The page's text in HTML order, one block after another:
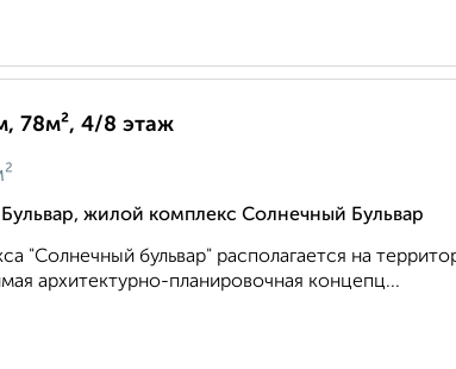
78м², 4/8 этаж
жилой комплекс Солнечный Бульвар
"Солнечный бульвар" располагается на
архитектурно-планировочная концепц...